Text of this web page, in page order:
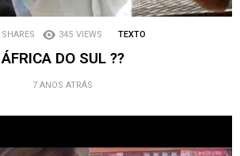
SHARES 345 VIEWS TEXTO
ÁFRICA DO SUL ??
7 ANOS ATRÁS